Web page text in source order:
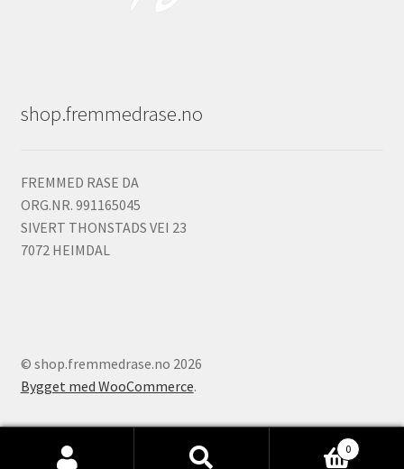
shop.fremmedrase.no
FREMMED RASE DA
ORG.NR. 991165045
SIVERT THONSTADS VEI 23
7072 HEIMDAL
© shop.fremmedrase.no 2026
Bygget med WooCommerce.
0